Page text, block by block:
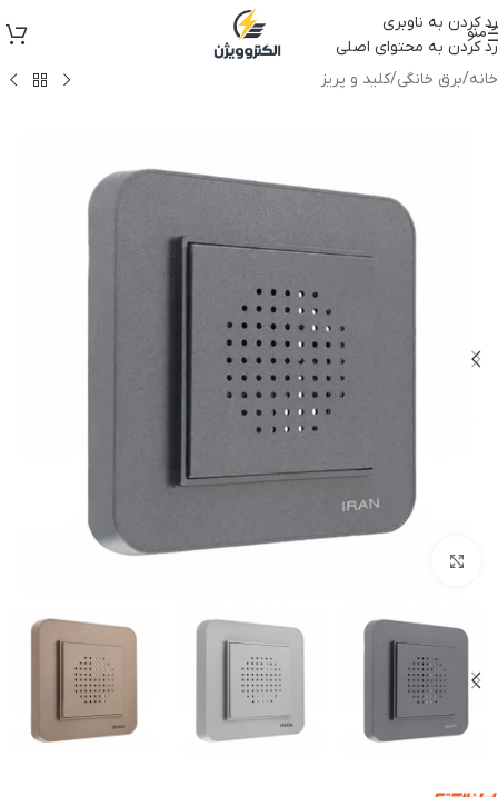
رد کردن به ناوبری
رد کردن به محتوای اصلی
منو
خانه/برق خانگی/کلید و پریز